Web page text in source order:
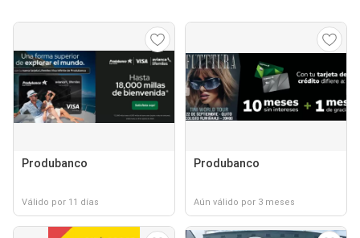
Produbanco
Válido por 11 días
Produbanco
Aún válido por 3 meses